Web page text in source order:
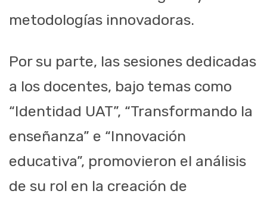
metodologías innovadoras.
Por su parte, las sesiones dedicadas
a los docentes, bajo temas como
“Identidad UAT”, “Transformando la
enseñanza” e “Innovación
educativa”, promovieron el análisis
de su rol en la creación de